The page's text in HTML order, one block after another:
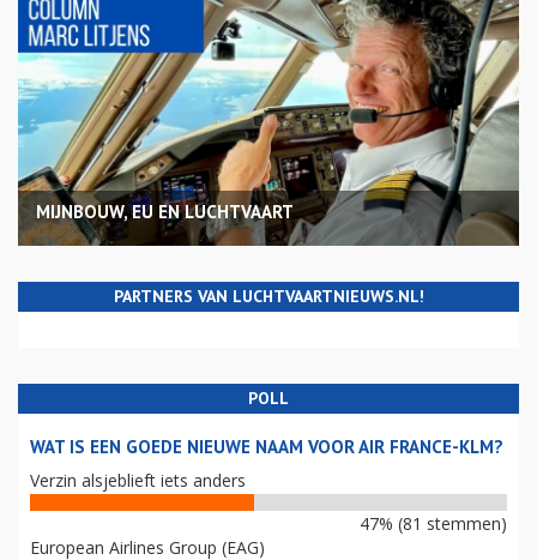
MIJNBOUW, EU EN LUCHTVAART
PARTNERS VAN LUCHTVAARTNIEUWS.NL!
POLL
WAT IS EEN GOEDE NIEUWE NAAM VOOR AIR FRANCE-KLM?
Verzin alsjeblieft iets anders
47% (81 stemmen)
European Airlines Group (EAG)